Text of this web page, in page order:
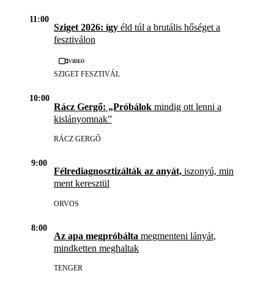
11:00
Sziget 2026: így éld túl a brutális hőséget a
fesztiválon
Videó
SZIGET FESZTIVÁL
10:00
Rácz Gergő: „Próbálok mindig ott lenni a
kislányomnak”
RÁCZ GERGŐ
9:00
Félrediagnosztizálták az anyát, iszonyú, min
ment keresztül
ORVOS
8:00
Az apa megpróbálta megmenteni lányát,
mindketten meghaltak
TENGER